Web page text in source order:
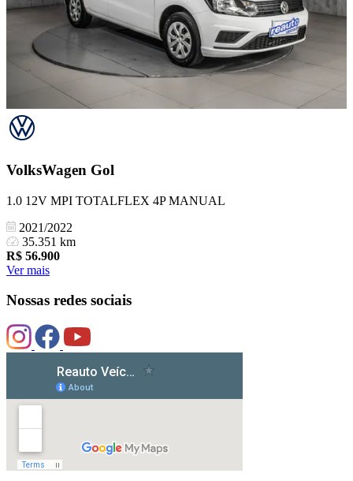
VolksWagen Gol
1.0 12V MPI TOTALFLEX 4P MANUAL
2021/2022
35.351 km
R$ 56.900
Ver mais
Nossas redes sociais